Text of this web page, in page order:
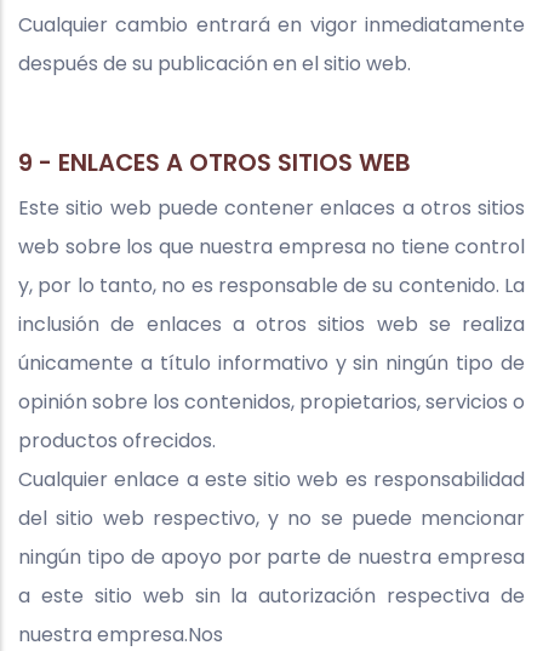
Cualquier cambio entrará en vigor inmediatamente
después de su publicación en el sitio web.
9 - ENLACES A OTROS SITIOS WEB
Este sitio web puede contener enlaces a otros sitios
web sobre los que nuestra empresa no tiene control
y, por lo tanto, no es responsable de su contenido. La
inclusión de enlaces a otros sitios web se realiza
únicamente a título informativo y sin ningún tipo de
opinión sobre los contenidos, propietarios, servicios o
productos ofrecidos.
Cualquier enlace a este sitio web es responsabilidad
del sitio web respectivo, y no se puede mencionar
ningún tipo de apoyo por parte de nuestra empresa
a este sitio web sin la autorización respectiva de
nuestra empresa.Nos